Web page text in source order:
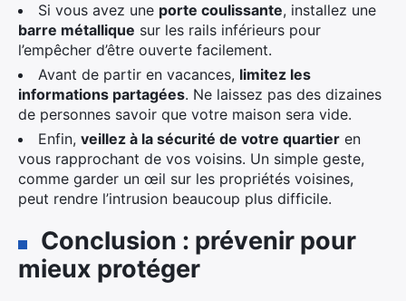
Si vous avez une porte coulissante, installez une
barre métallique sur les rails inférieurs pour
l’empêcher d’être ouverte facilement.
Avant de partir en vacances, limitez les
informations partagées. Ne laissez pas des dizaines
de personnes savoir que votre maison sera vide.
Enfin, veillez à la sécurité de votre quartier en
vous rapprochant de vos voisins. Un simple geste,
comme garder un œil sur les propriétés voisines,
peut rendre l’intrusion beaucoup plus difficile.
Conclusion : prévenir pour
mieux protéger